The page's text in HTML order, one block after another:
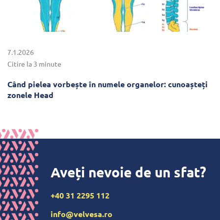
7.1.2026
Citire la 3 minute
Când pielea vorbește în numele organelor: cunoașteți
zonele Head
Aveți nevoie de un sfat?
+40 31 2295 112
info@velvesa.ro